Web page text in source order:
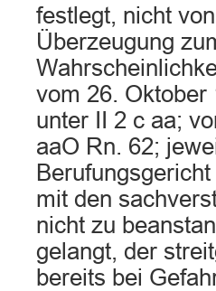
festlegt, nicht
Überzeugung
vom 26. Oktober
unter II 2 c aa;
aaO Rn. 62;
mit den
nicht zu
gelangt, der
bereits bei